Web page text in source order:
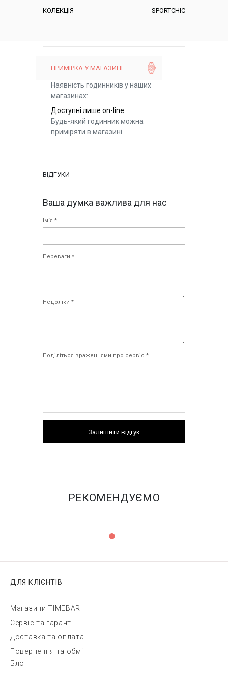
КОЛЕКЦІЯ SPORTCHIC
ПРИМІРКА У МАГАЗИНІ
Наявність годинників у наших
магазинах:
Доступні лише on-line
Будь-який годинник можна
приміряти в магазині
ВІДГУКИ
Ваша думка важлива для нас
Ім`я *
Переваги *
Недоліки *
Поділіться враженнями про сервіс *
Залишити відгук
РЕКОМЕНДУЄМО
ДЛЯ КЛІЄНТІВ
Магазини TIMEBAR
Сервіс та гарантії
Доставка та оплата
Повернення та обмін
Блог